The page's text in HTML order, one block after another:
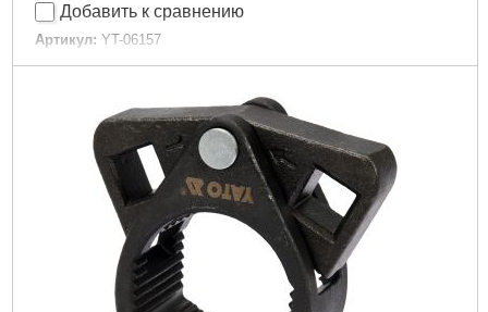
Добавить к сравнению
Артикул: YT-06157
Код товара: 16.05.54
Материал изготовления: сталь
Габариты упаковки: 320x280x70 мм
Вес брутто:
5,300 г
Подробнее...